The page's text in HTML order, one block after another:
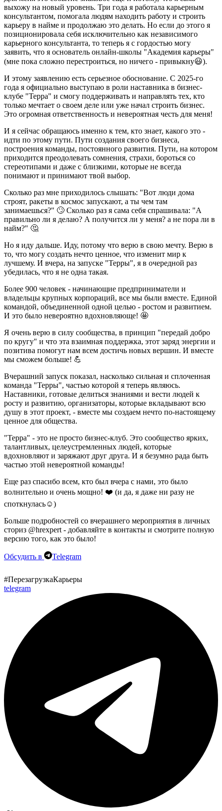
выхожу на новый уровень. Три года я работала карьерным
консультантом, помогала людям находить работу и строить
карьеру в найме и продолжаю это делать. Но если до этого я
позиционировала себя исключительно как независимого
карьерного консультанта, то теперь я с гордостью могу
заявить, что я основатель онлайн-школы "Академия карьеры"
(мне пока сложно перестроиться, но ничего - привыкну😃).
И этому заявлению есть серьезное обоснование. С 2025-го
года я официально выступаю в роли наставника в бизнес-
клубе "Терра" и смогу поддерживать и направлять тех, кто
только мечтает о своем деле или уже начал строить бизнес.
Это огромная ответственность и невероятная честь для меня!
И я сейчас обращаюсь именно к тем, кто знает, какого это -
идти по этому пути. Пути создания своего бизнеса,
построения команды, постоянного развития. Пути, на котором
приходится преодолевать сомнения, страхи, бороться со
стереотипами и даже с близкими, которые не всегда
понимают и принимают твой выбор.
Сколько раз мне приходилось слышать: "Вот люди дома
строят, ракеты в космос запускают, а ты чем там
занимаешься?" 🙄 Сколько раз я сама себя спрашивала: "А
правильно ли я делаю? А получится ли у меня? а не пора ли в
найм?" 🤔
Но я иду дальше. Иду, потому что верю в свою мечту. Верю в
то, что могу создать нечто ценное, что изменит мир к
лучшему. И вчера, на запуске "Терры", я в очередной раз
убедилась, что я не одна такая.
Более 900 человек - начинающие предприниматели и
владельцы крупных корпораций, все мы были вместе. Единой
командой, объединенной одной целью - ростом и развитием.
И это было невероятно вдохновляюще! 🤩
Я очень верю в силу сообщества, в принцип "передай добро
по кругу" и что эта взаимная поддержка, этот заряд энергии и
позитива помогут нам всем достичь новых вершин. И вместе
мы сможем больше! 💪
Вчерашний запуск показал, насколько сильная и сплоченная
команда "Терры", частью которой я теперь являюсь.
Наставники, готовые делиться знаниями и вести людей к
росту и развитию, организаторы, которые вкладывают всю
душу в этот проект, - вместе мы создаем нечто по-настоящему
ценное для общества.
"Терра" - это не просто бизнес-клуб. Это сообщество ярких,
талантливых, целеустремленных людей, которые
вдохновляют и заряжают друг друга. И я безумно рада быть
частью этой невероятной команды!
Еще раз спасибо всем, кто был вчера с нами, это было
волнительно и очень мощно! ❤️ (и да, я даже ни разу не
споткнулась☺️)
Больше подробностей со вчерашнего мероприятия в личных
сториз @hrexpert- добавляйте в контакты и смотрите полную
версию того, как это было!
Обсудить в Telegram
#ПерезагрузкаКарьеры
telegram